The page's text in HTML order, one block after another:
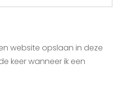
website opslaan in deze
keer wanneer ik een